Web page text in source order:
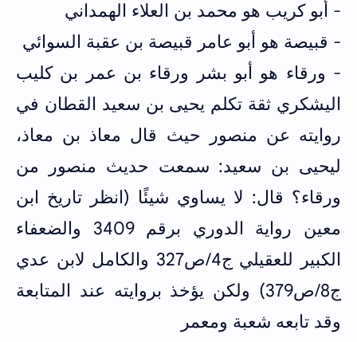
- أبو كريب هو محمد بن العلاء الهمداني
- قبيصة هو أبو عامر قبيصة بن عقبة السوائي
- ورقاء هو أبو بشر ورقاء بن عمر بن كليب
اليشكري ثقة تكلم يحيى بن سعيد القطان في
روايته عن منصور حيث قال معاذ بن معاذ،
ليحيى بن سعيد: سمعت حديث منصور من
ورقاء؟ قال: لا يساوي شيئًا (انظر تاريخ ابن
معين رواية الدوري برقم 3409 والضعفاء
الكبير للعقيلي ج4/ص327 والكامل لابن عدي
ج8/ص379) ولكن يؤخذ بروايته عند المتابعة
وقد تابعه شعبة ومعمر